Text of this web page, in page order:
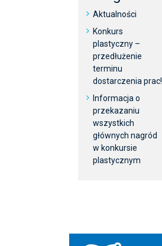
Aktualności
Konkurs
plastyczny –
przedłużenie
terminu
dostarczenia prac!
Informacja o
przekazaniu
wszystkich
głównych nagród
w konkursie
plastycznym